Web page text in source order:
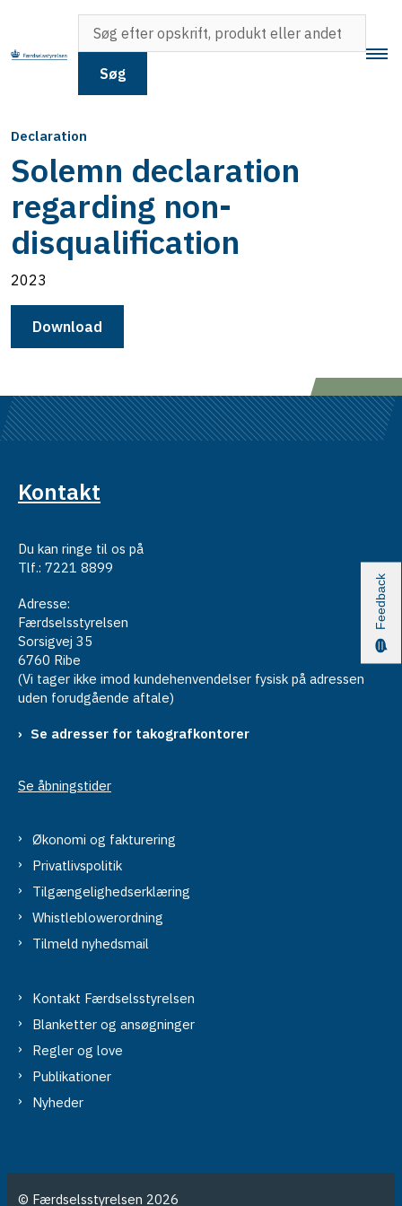
Søg
Declaration
Solemn declaration
regarding non-
disqualification
2023
Download
Kontakt
Du kan ringe til os på
Tlf.: 7221 8899
Adresse:
Færdselsstyrelsen
Sorsigvej 35
6760 Ribe
(Vi tager ikke imod kundehenvendelser fysisk på adressen
uden forudgående aftale)
Se adresser for takografkontorer
Se åbningstider
Økonomi og fakturering
Privatlivspolitik
Tilgængelighedserklæring
Whistleblowerordning
Tilmeld nyhedsmail
Kontakt Færdselsstyrelsen
Blanketter og ansøgninger
Regler og love
Publikationer
Nyheder
© Færdselsstyrelsen 2026
Feedback